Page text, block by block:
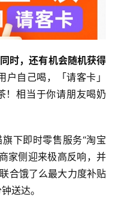
时，还有机会随机获得
户自己喝，「请客卡」
！相当于你请朋友喝奶
下即时零售服务“淘宝
家侧迎来极高反响，并
合饿了么最大力度补贴
送达。